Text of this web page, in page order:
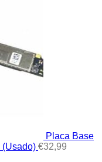
Placa Base
(Usado) €32,99